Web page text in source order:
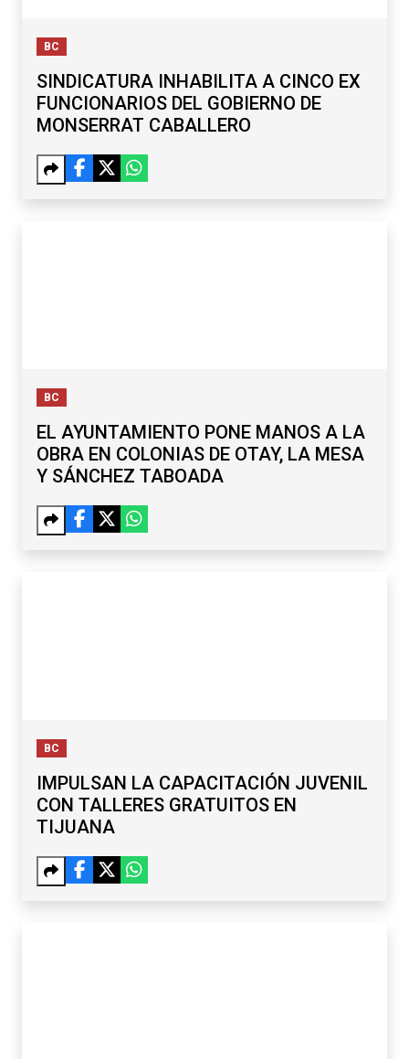
BC
SINDICATURA INHABILITA A CINCO EX
FUNCIONARIOS DEL GOBIERNO DE
MONSERRAT CABALLERO
BC
EL AYUNTAMIENTO PONE MANOS A LA
OBRA EN COLONIAS DE OTAY, LA MESA
Y SÁNCHEZ TABOADA
BC
IMPULSAN LA CAPACITACIÓN JUVENIL
CON TALLERES GRATUITOS EN
TIJUANA